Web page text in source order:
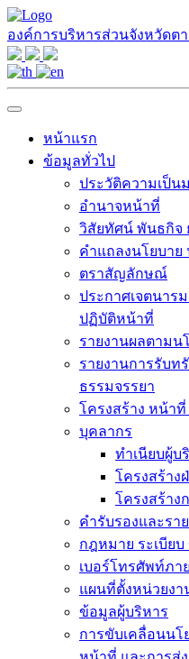
องค์การบริหารส่วนจังหวัดต
หน้าแรก
ข้อมูลทั่วไป
ประวัติความเป็น
อำนาจหน้าที่
วิสัยทัศน์ พันธกิจ
คำแถลงนโยบาย
ตราสัญลักษณ์
ประกาศเจตนาร
ปฏิบัติหน้าที่
รายงานผลตามน
รายงานการรับท
ธรรมจรรยา
โครงสร้าง หน้า
บุคลากร
ทำเนียบผู้บ
โครงสร้า
โครงสร้าง
คำรับรองและรา
กฎหมาย ระเบีย
เบอร์โทรศัพท์ภา
แผนที่ตั้งหน่วยงา
ข้อมูลผู้บริหาร
การขับเคลื่อนนโ